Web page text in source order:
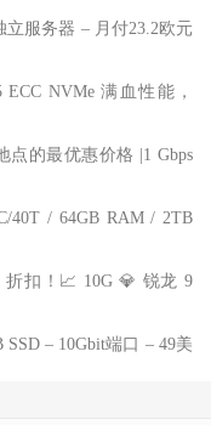
服务器 – 月付23.2欧元
NVMe 满血性能，
点的最优惠价格 |1 Gbps
40T / 64GB RAM / 2TB
扣！📈 10G 💎 锐龙 9
– 10Gbit端口 – 49美